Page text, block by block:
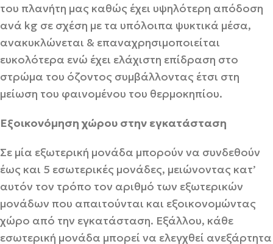
του πλανήτη μας καθώς έχει υψηλότερη απόδοση
ανά kg σε σχέση με τα υπόλοιπα ψυκτικά μέσα,
ανακυκλώνεται & επαναχρησιμοποιείται
ευκολότερα ενώ έχει ελάχιστη επίδραση στο
στρώμα του όζοντος συμβάλλοντας έτσι στη
μείωση του φαινομένου του θερμοκηπίου.
Εξοικονόμηση χώρου στην εγκατάσταση
Σε μία εξωτερική μονάδα μπορούν να συνδεθούν
έως και 5 εσωτερικές μονάδες, μειώνοντας κατ’
αυτόν τον τρόπο τον αριθμό των εξωτερικών
μονάδων που απαιτούνται και εξοικονομώντας
χώρο από την εγκατάσταση. Εξάλλου, κάθε
εσωτερική μονάδα μπορεί να ελεγχθεί ανεξάρτητα